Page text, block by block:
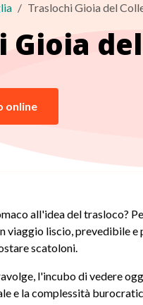
Traslochi Gioia del
Gioia
online
all'idea del trasloco?
viaggio liscio, prevedibile
scatoloni.
l'incubo di vedere
e la complessità